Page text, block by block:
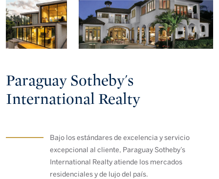
Paraguay Sotheby's
International Realty
Bajo los estándares de excelencia y servicio
excepcional al cliente, Paraguay Sotheby’s
International Realty atiende los mercados
residenciales y de lujo del país.